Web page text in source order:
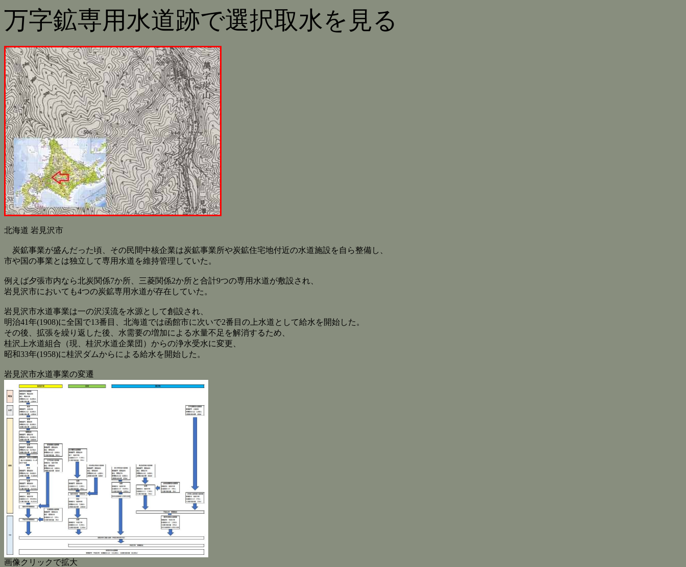
万字鉱専用水道跡で選択取水を見る
北海道 岩見沢市
炭鉱事業が盛んだった頃、その民間中核企業は炭鉱事業所や炭鉱住宅地付近の水道施設を自ら整備し、
市や国の事業とは独立して専用水道を維持管理していた。
例えば夕張市内なら北炭関係7か所、三菱関係2か所と合計9つの専用水道が敷設され、
岩見沢市においても4つの炭鉱専用水道が存在していた。
岩見沢市水道事業は一の沢渓流を水源として創設され、
明治41年(1908)に全国で13番目、北海道では函館市に次いで2番目の上水道として給水を開始した。
その後、拡張を繰り返した後、水需要の増加による水量不足を解消するため、
桂沢上水道組合（現、桂沢水道企業団）からの浄水受水に変更、
昭和33年(1958)に桂沢ダムからによる給水を開始した。
岩見沢市水道事業の変遷
画像クリックで拡大